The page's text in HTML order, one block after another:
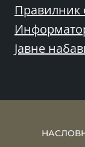
Правилник
Јавне